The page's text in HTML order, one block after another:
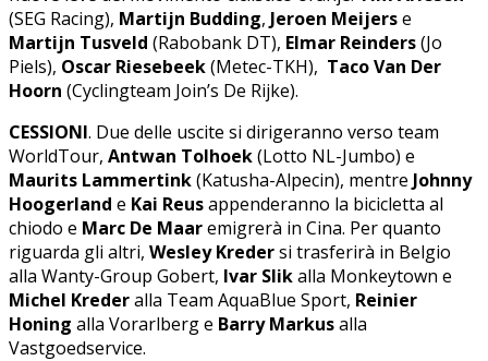
(SEG Racing), Martijn Budding, Jeroen Meijerse
Martijn Tusveld (Rabobank DT), Elmar Reinders(Jo
Piels), Oscar Riesebeek(Metec-TKH), Taco Van Der
Hoorn (Cyclingteam Join’s De Rijke).
CESSIONI. Due delle uscite si dirigeranno verso team
WorldTour, Antwan Tolhoek(Lotto NL-Jumbo) e
Maurits Lammertink(Katusha-Alpecin), mentre Johnny
Hoogerland e Kai Reusappenderanno la bicicletta al
chiodo e Marc De Maaremigrerà in Cina. Per quanto
riguarda gli altri, Wesley Kredersi trasferirà in Belgio
alla Wanty-Group Gobert, Ivar Slikalla Monkeytown e
Michel Krederalla Team AquaBlue Sport, Reinier
Honing alla Vorarlberg e Barry Markusalla
Vastgoedservice.